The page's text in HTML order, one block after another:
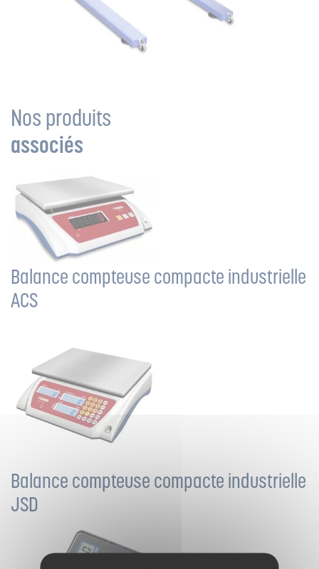
Nos produits
associés
Balance compteuse compacte industrielle
ACS
Balance compteuse compacte industrielle
JSD